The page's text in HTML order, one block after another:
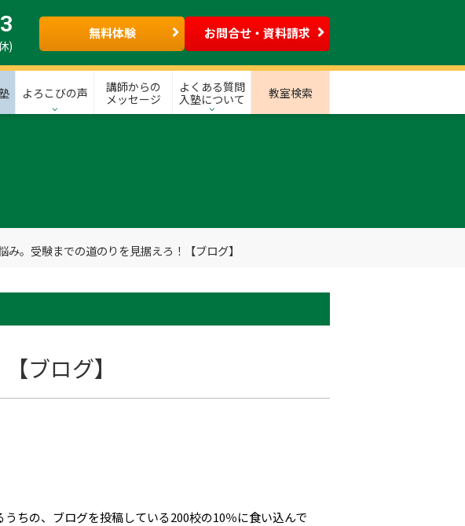
)
無料体験 お問合せ・資料請求
よろこびの声
講師からの
メッセージ
よくある質問
入塾について
教室検索
み。受験までの道のりを見据えろ！【ブログ】
ブログ】
ちの、ブログを投稿している200校の10％に食い込んで